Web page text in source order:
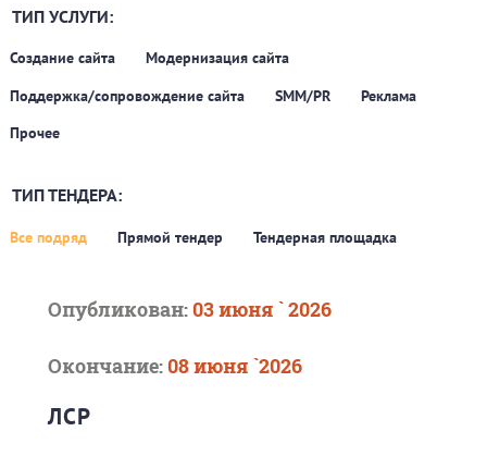
ТИП УСЛУГИ:
Создание сайта
Модернизация сайта
Поддержка/сопровождение сайта
SMM/PR
Реклама
Прочее
ТИП ТЕНДЕРА:
Все подряд Прямой тендер Тендерная площадка
Опубликован:03 июня ` 2026
Окончание:08 июня `2026
ЛСР